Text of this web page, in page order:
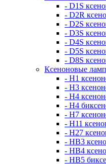
- D1S
- D2R
- D2S
- D3S
- D4S
- D5S
- D8S
Ксеноновые
- H1
- H3
- H4
- H4
- H7
- H11
- H27
- HB3
- HB4
- HB5